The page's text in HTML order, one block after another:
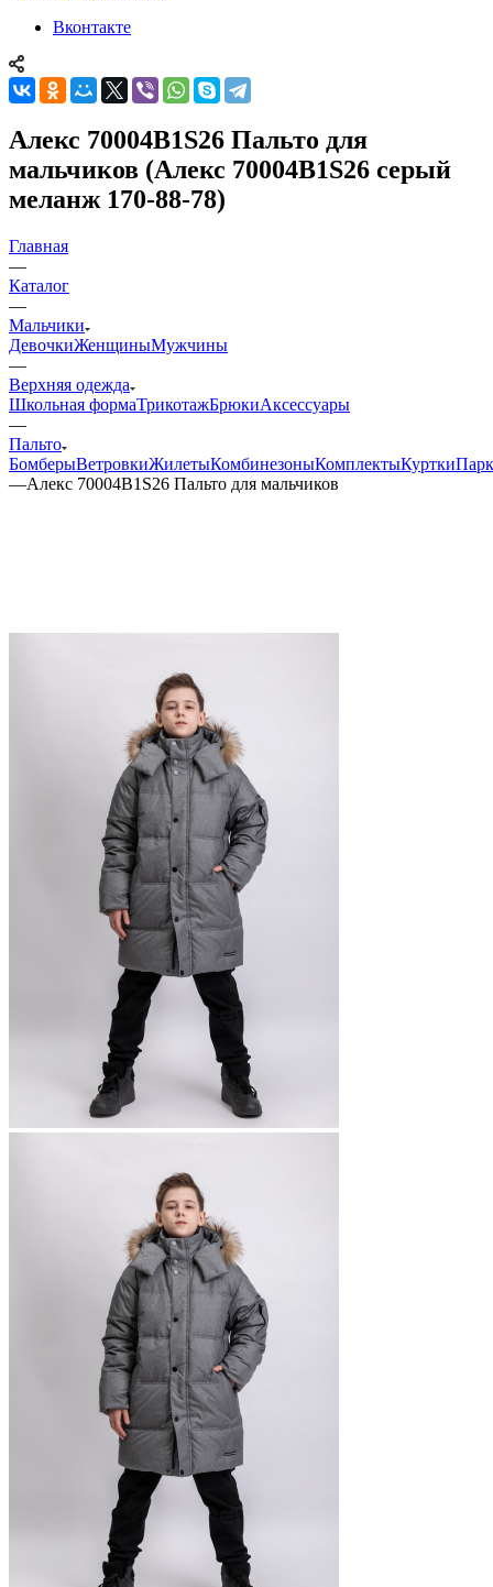
Вконтакте
Алекс 70004B1S26 Пальто для
мальчиков (Алекс 70004B1S26 серый
меланж 170-88-78)
Главная
—
Каталог
—
Мальчики
ДевочкиЖенщиныМужчины
—
Верхняя одежда
Школьная формаТрикотажБрюкиАксессуары
—
Пальто
БомберыВетровкиЖилетыКомбинезоныКомплектыКуртки
—Алекс 70004B1S26 Пальто для мальчиков